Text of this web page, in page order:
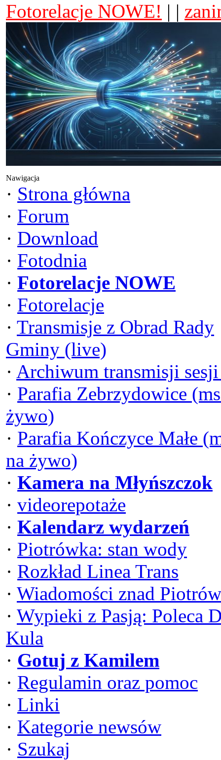
Fotorelacje NOWE! | |
Nawigacja
· Strona główna
· Forum
· Download
· Fotodnia
· Fotorelacje NOWE
· Fotorelacje
· Transmisje z Obrad Rady
Gminy (live)
· Archiwum transmisji
· Parafia Zebrzydowice
żywo)
· Parafia Kończyce Małe
na żywo)
· Kamera na Młyńszczok
· videorepotaże
· Kalendarz wydarzeń
· Piotrówka: stan wody
· Rozkład Linea Trans
· Wiadomości znad
· Wypieki z Pasją: Poleca
Kula
· Gotuj z Kamilem
· Regulamin oraz pomoc
· Linki
· Kategorie newsów
· Szukaj